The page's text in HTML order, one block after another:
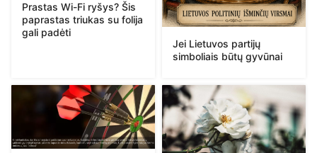
Prastas Wi-Fi ryšys? Šis
paprastas triukas su folija
gali padėti
Jei Lietuvos partijų
simboliais būtų gyvūnai